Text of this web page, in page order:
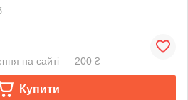
на сайті — 200 ₴
Купити